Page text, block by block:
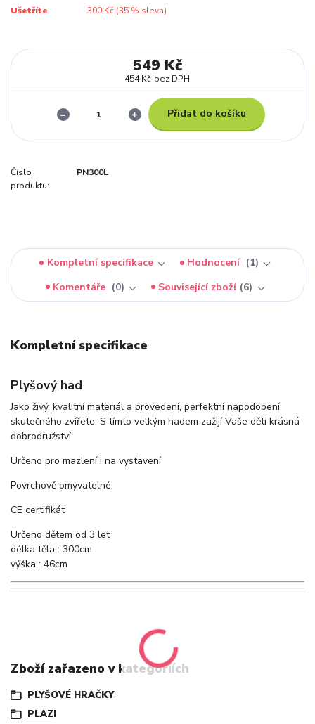
Ušetříte 300 Kč (35% sleva)
549 Kč
454 Kč bez DPH
Přidat do košíku
Číslo
produktu:
PN300L
Kompletní specifikace Hodnocení
1
Komentáře
0 Související zboží 6
Kompletní specifikace
Plyšový had
Jako živý, kvalitní materiál a provedení, perfektní napodobení
skutečného zvířete. S tímto velkým hadem zažijí Vaše děti krásná
dobrodružství.
Určeno pro mazlení i na vystavení
Povrchově omyvatelné.
CE certifikát
Určeno dětem od 3 let
délka těla : 300cm
výška : 46cm
Zboží zařazeno v kategoriích
PLYŠOVÉ HRAČKY
PLAZI